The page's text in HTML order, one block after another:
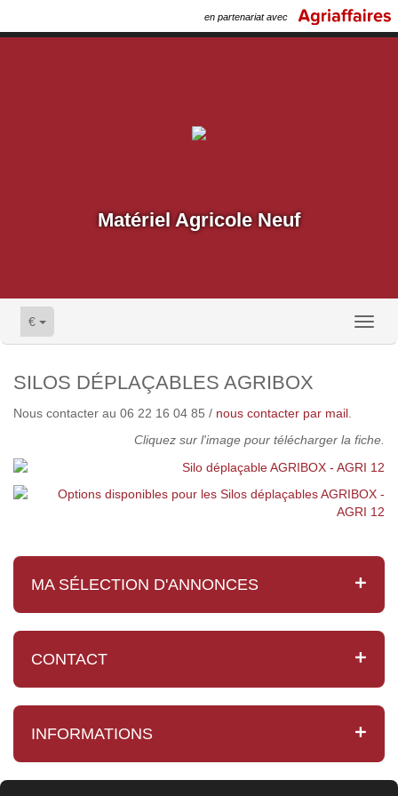
en partenariat avec
Matériel Agricole Neuf
€
SILOS DÉPLAÇABLES AGRIBOX
Nous contacter au 06 22 16 04 85 / nous contacter par mail
Cliquez sur l'image pour télécharger la fiche.
MA SÉLECTION D'ANNONCES
CONTACT
INFORMATIONS